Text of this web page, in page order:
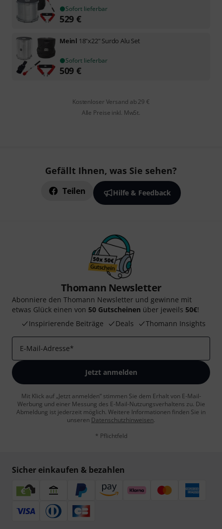
Sofort lieferbar
529 €
Meinl 18"x22" Surdo Alu Set
Sofort lieferbar
509 €
Kostenloser Versand ab 29 €
Alle Preise inkl. MwSt.
Gefällt Ihnen, was Sie sehen?
Teilen Hilfe & Feedback
Thomann Newsletter
Abonniere den Thomann Newsletter und gewinne mit
etwas Glück einen von 50 Gutscheinen über jeweils 50€!
Inspirierende Beiträge
Deals Thomann Insights
E-Mail-Adresse*
Jetzt anmelden
Mit Klick auf „Jetzt anmelden“ stimmen Sie dem Erhalt von E-Mail-
Werbung und einer Messung des E-Mail-Nutzungsverhaltens zu. Die
Abmeldung ist jederzeit möglich. Weitere Informationen finden Sie in
unseren Datenschutzhinweisen.
* Pflichtfeld
Sicher einkaufen & bezahlen